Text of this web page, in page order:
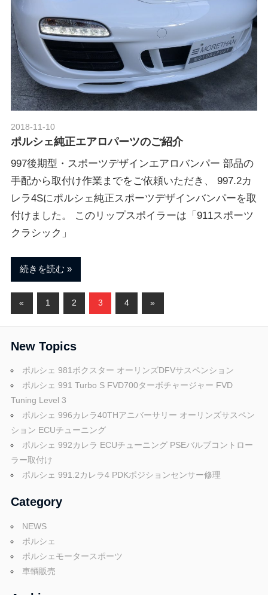
2018-11-10
ポルシェ純正エアロパーツのご紹介
997後期型・スポーツデザインエアロバンパー 部品の
手配から取付け作業までをご依頼いただき、 997.2カ
レラ4Sにポルシェ純正スポーツデザインバンパーを取
付けました。 このリップスポイラーは「911スポーツ
クラシック」
続きを読む
投
稿
ナ
ビ
ゲ
ー
シ
ョ
«
の
事
1 2 3 4
次
の
»
New Topics
ポルシェ 981ボクスター オーリンズDFVサスペンション
ポルシェ 991 Turbo S FVD700ターボチャージャー FVD
Tuning Level 3
ポルシェ 996カレラ40THアニバーサリー オーリンズサスペン
ション ECUチューニング
ポルシェ 992カレラ ECUチューニング PSEバルブコントロー
ラー取付け
ポルシェ 991.2カレラ4 PDKポジションセンサー修理
Category
NEWS
ポルシェ
ポルシェモータースポーツ
車輌販売